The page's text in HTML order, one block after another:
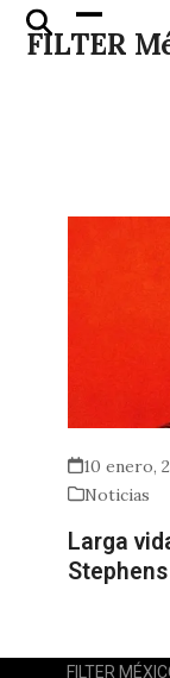
Skip
FILTER
Open
mobile
Close
mobile
10 enero,
Noticias
Larga
Stephens
FILTER